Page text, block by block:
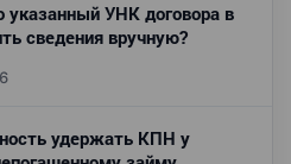
указанный УНК договора в
сведения вручную?
удержать КПН у